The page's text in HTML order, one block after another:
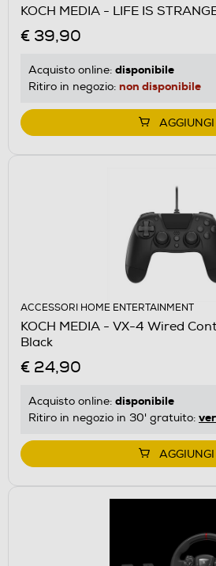
KOCH MEDIA - LIFE IS
€ 39,90
Acquisto online: disponibile
Ritiro in negozio: non disponibile
AGGIUNGI
ACCESSORI HOME ENTERTAINMENT
KOCH MEDIA - VX-4 Wired
Black
€ 24,90
Acquisto online: disponibile
Ritiro in negozio in 30' gratuito:
AGGIUNGI